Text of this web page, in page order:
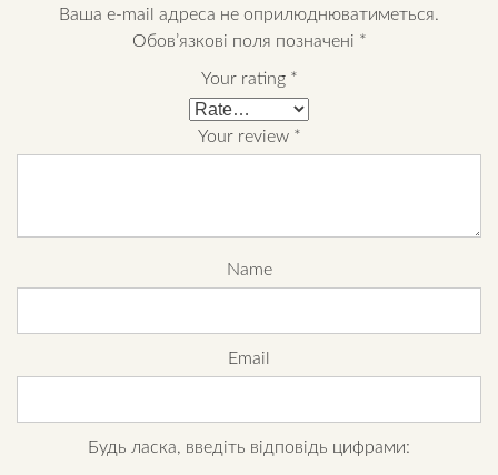
Ваша e-mail адреса не оприлюднюватиметься.
Обов’язкові поля позначені *
Your rating *
Your review *
Name
Email
Будь ласка, введіть відповідь цифрами: